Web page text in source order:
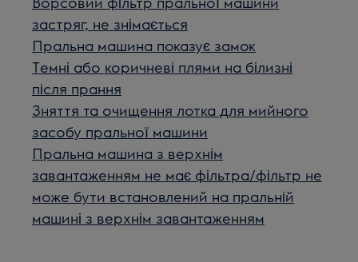
застряг, не знімається
Пральна машина показує замок
Темні або коричневі плями на білизні
після прання
Зняття та очищення лотка для мийного
засобу пральної машини
Пральна машина з верхнім
завантаженням не має фільтра/фільтр не
може бути встановлений на пральній
машині з верхнім завантаженням